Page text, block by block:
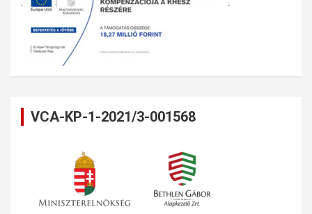
VCA-KP-1-2021/3-001568